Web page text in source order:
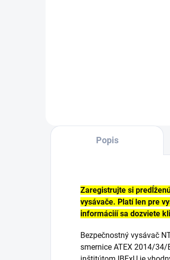
Popis
Zaregistrujte si
vysávače. Platí len pre
informáciíí sa dozviete
Bezpečnostný vysávač
smernice ATEX 2014/